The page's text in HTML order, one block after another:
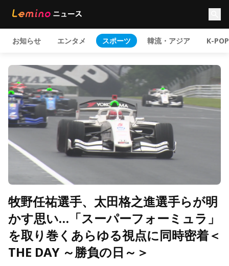
お知らせ エンタメ スポーツ 韓流・アジア K-POP
牧野任祐選手、太田格之進選手らが明
かす思い…「スーパーフォーミュラ」
を取り巻くあらゆる視点に同時密着＜
THE DAY ～勝負の日～＞